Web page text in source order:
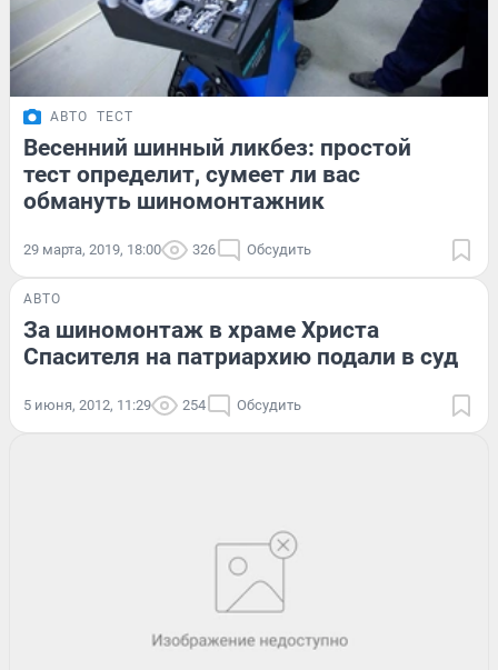
АВТО ТЕСТ
Весенний шинный ликбез: простой
тест определит, сумеет ли вас
обмануть шиномонтажник
29 марта, 2019, 18:00 326 Обсудить
АВТО
За шиномонтаж в храме Христа
Спасителя на патриархию подали в суд
5 июня, 2012, 11:29 254 Обсудить